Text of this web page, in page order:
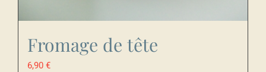
Fromage de tête
6,90 €